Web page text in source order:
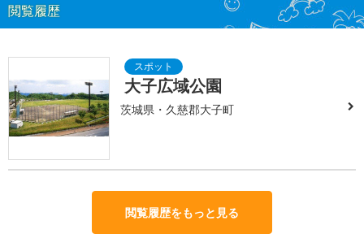
閲覧履歴
大子広域公園
茨城県・久慈郡大子町
閲覧履歴をもっと見る